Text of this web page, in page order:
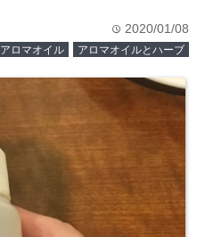
time 2020/01/08
アロマオイル アロマオイルとハーブ